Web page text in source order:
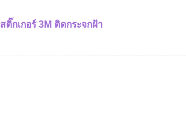
สติ๊กเกอร์ 3M ติดกระจกฝ้า